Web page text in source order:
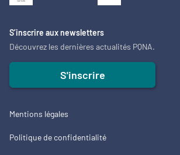
S’inscrire aux newsletters
Découvrez les dernières actualités PQNA.
S'inscrire
Mentions légales
Politique de confidentialité